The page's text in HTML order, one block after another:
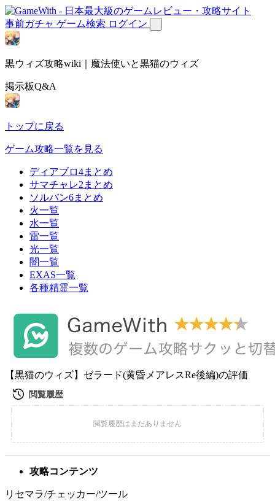
事前ガチャ ゲーム検索 ログイン
黒ウィズ攻略wiki｜魔法使いと黒猫のウィズ
掲示板Q&A
トップに戻る
ゲーム攻略一覧を見る
ディアブロ4まとめ
サマチャレ2まとめ
ソルバン6まとめ
火一覧
水一覧
雷一覧
光一覧
闇一覧
EXAS一覧
各種精霊一覧
【黒猫のウィズ】ゼラード(黄昏メアレスRe後編)の評価
攻略コンテンツ
リセマラ/チェッカー/ツール